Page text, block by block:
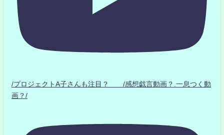
/プロジェクトA子さんも注目？ /感想戯言動画？.一息つく動
画？/